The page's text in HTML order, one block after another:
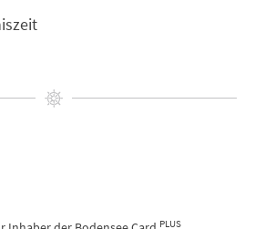
PLUS